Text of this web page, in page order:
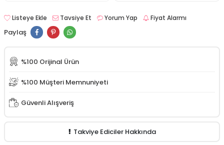
Listeye Ekle Tavsiye Et Yorum Yap Fiyat Alarmı
Paylaş
%100 Orijinal Ürün
%100 Müşteri Memnuniyeti
Güvenli Alışveriş
Takviye Ediciler Hakkında